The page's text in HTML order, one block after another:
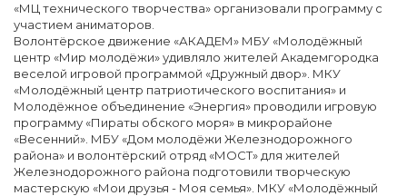
«МЦ технического творчества» организовали программу с
участием аниматоров.
Волонтёрское движение «АКАДЕМ» МБУ «Молодёжный
центр «Мир молодёжи» удивляло жителей Академгородка
веселой игровой программой «Дружный двор». МКУ
«Молодёжный центр патриотического воспитания» и
Молодёжное объединение «Энергия» проводили игровую
программу «Пираты обского моря» в микрорайоне
«Весенний». МБУ «Дом молодёжи Железнодорожного
района» и волонтёрский отряд «МОСТ» для жителей
Железнодорожного района подготовили творческую
мастерскую «Мои друзья - Моя семья». МКУ «Молодёжный